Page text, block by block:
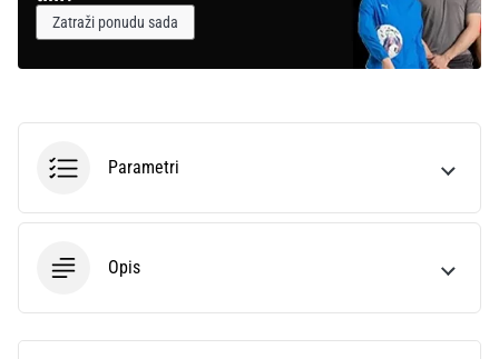
Zatraži ponudu sada
Parametri
Opis